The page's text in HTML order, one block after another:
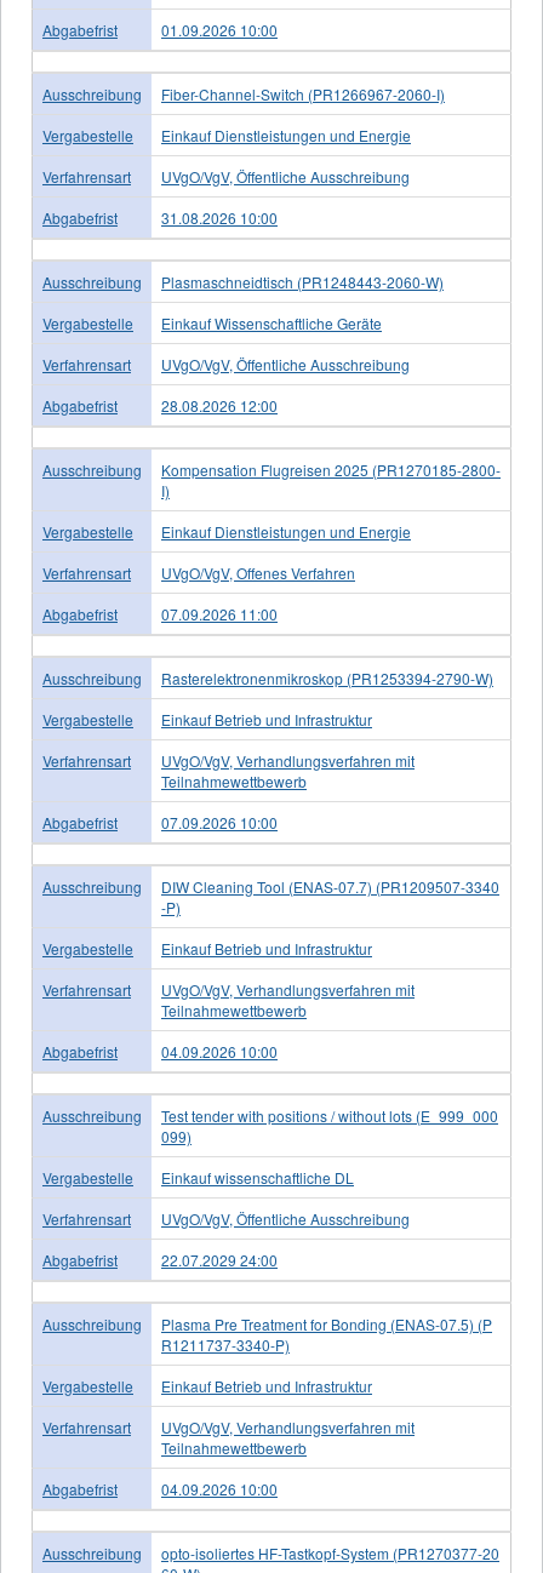
Abgabefrist
01.09.2026 10:00
Ausschreibung
Fiber-Channel-Switch (PR1266967-2060-I)
Vergabestelle
Einkauf Dienstleistungen und Energie
Verfahrensart
UVgO/VgV, Öffentliche Ausschreibung
Abgabefrist
31.08.2026 10:00
Ausschreibung
Plasmaschneidtisch (PR1248443-2060-W)
Vergabestelle
Einkauf Wissenschaftliche Geräte
Verfahrensart
UVgO/VgV, Öffentliche Ausschreibung
Abgabefrist
28.08.2026 12:00
Ausschreibung
Kompensation Flugreisen 2025 (PR1270185-2800-
I)
Vergabestelle
Einkauf Dienstleistungen und Energie
Verfahrensart
UVgO/VgV, Offenes Verfahren
Abgabefrist
07.09.2026 11:00
Ausschreibung
Rasterelektronenmikroskop (PR1253394-2790-W)
Vergabestelle
Einkauf Betrieb und Infrastruktur
Verfahrensart
UVgO/VgV, Verhandlungsverfahren mit
Teilnahmewettbewerb
Abgabefrist
07.09.2026 10:00
Ausschreibung
DIW Cleaning Tool (ENAS-07.7) (PR1209507-3340
-P)
Vergabestelle
Einkauf Betrieb und Infrastruktur
Verfahrensart
UVgO/VgV, Verhandlungsverfahren mit
Teilnahmewettbewerb
Abgabefrist
04.09.2026 10:00
Ausschreibung
Test tender with positions / without lots (E_999_000
099)
Vergabestelle
Einkauf wissenschaftliche DL
Verfahrensart
UVgO/VgV, Öffentliche Ausschreibung
Abgabefrist
22.07.2029 24:00
Ausschreibung
Plasma Pre Treatment for Bonding (ENAS-07.5) (P
R1211737-3340-P)
Vergabestelle
Einkauf Betrieb und Infrastruktur
Verfahrensart
UVgO/VgV, Verhandlungsverfahren mit
Teilnahmewettbewerb
Abgabefrist
04.09.2026 10:00
Ausschreibung
opto-isoliertes HF-Tastkopf-System (PR1270377-20